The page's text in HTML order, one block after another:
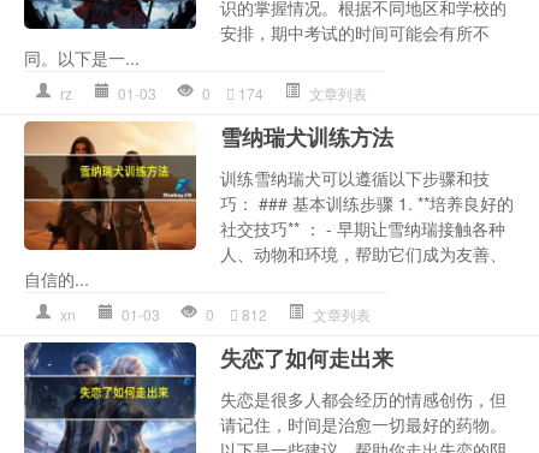
识的掌握情况。根据不同地区和学校的
安排，期中考试的时间可能会有所不
同。以下是一...
rz 01-03 0 174 文章列表
雪纳瑞犬训练方法
训练雪纳瑞犬可以遵循以下步骤和技
巧： ### 基本训练步骤 1. **培养良好的
社交技巧** ： - 早期让雪纳瑞接触各种
人、动物和环境，帮助它们成为友善、
自信的...
xn 01-03 0 812 文章列表
失恋了如何走出来
失恋是很多人都会经历的情感创伤，但
请记住，时间是治愈一切最好的药物。